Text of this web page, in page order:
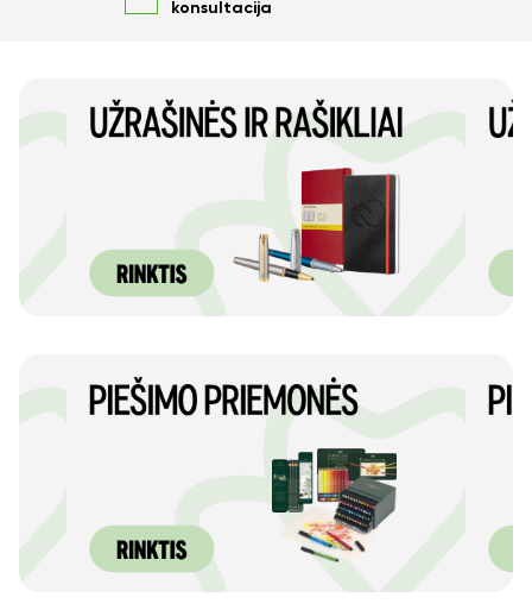
konsultacija